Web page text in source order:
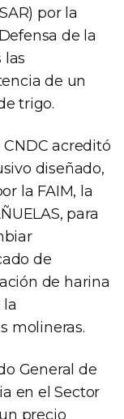
por la
de la
las
de un
trigo.
acreditó
diseñado,
la FAIM, la
para
de
de harina
molineras.
General de
en el Sector
precio